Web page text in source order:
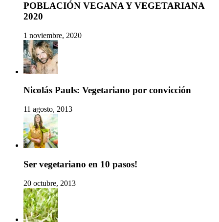
POBLACIÓN VEGANA Y VEGETARIANA
2020
1 noviembre, 2020
Nicolás Pauls: Vegetariano por convicción
11 agosto, 2013
Ser vegetariano en 10 pasos!
20 octubre, 2013